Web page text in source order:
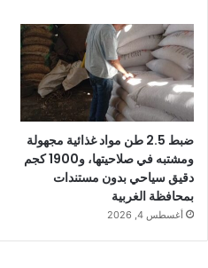
ضبط 2.5 طن مواد غذائية مجهولة
ومشتبه في صلاحيتها، و1900 كجم
دقيق سياحي بدون مستندات
بمحافظة الغربية
أغسطس 4, 2026